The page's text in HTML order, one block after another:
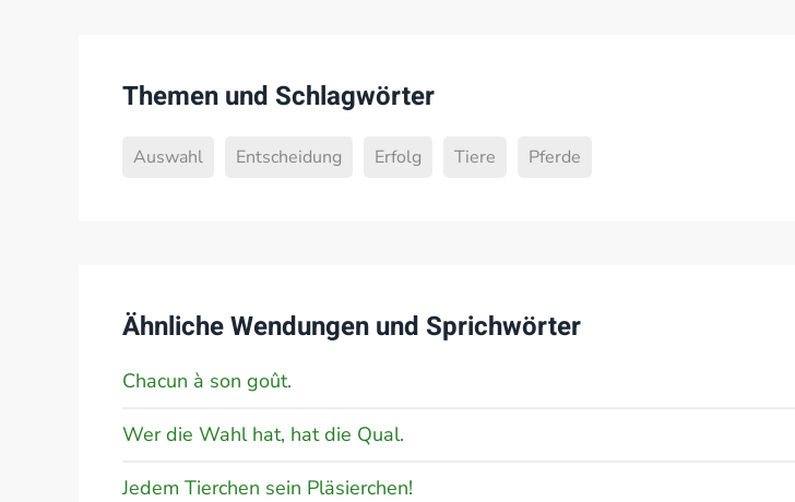
Themen und Schlagwörter
Auswahl Entscheidung Erfolg Tiere Pferde
Ähnliche Wendungen und Sprichwörter
Chacun à son goût.
Wer die Wahl hat, hat die Qual.
Jedem Tierchen sein Pläsierchen!